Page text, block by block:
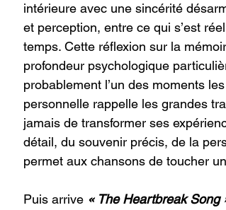
intérieure avec une sincérité
et perception, entre ce qui s’est
temps. Cette réflexion sur la
profondeur psychologique
probablement l’un des moments
personnelle rappelle les grandes
jamais de transformer ses
détail, du souvenir précis, de la
permet aux chansons de toucher
Puis arrive « The Heartbreak Song